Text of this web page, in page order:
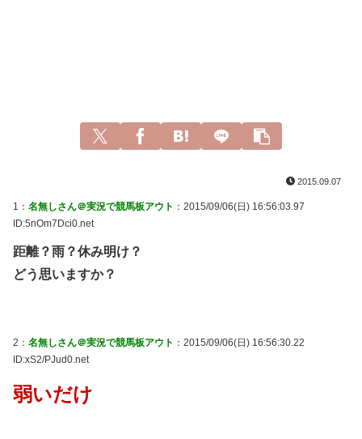
2015.09.07
1： 名無しさん＠実況で競馬板アウト ：2015/09/06(日) 16:56:03.97
ID:5nOm7Dci0.net
距離？雨？休み明け？
どう思いますか？
2： 名無しさん＠実況で競馬板アウト ：2015/09/06(日) 16:56:30.22
ID:xS2/PJud0.net
弱いだけ